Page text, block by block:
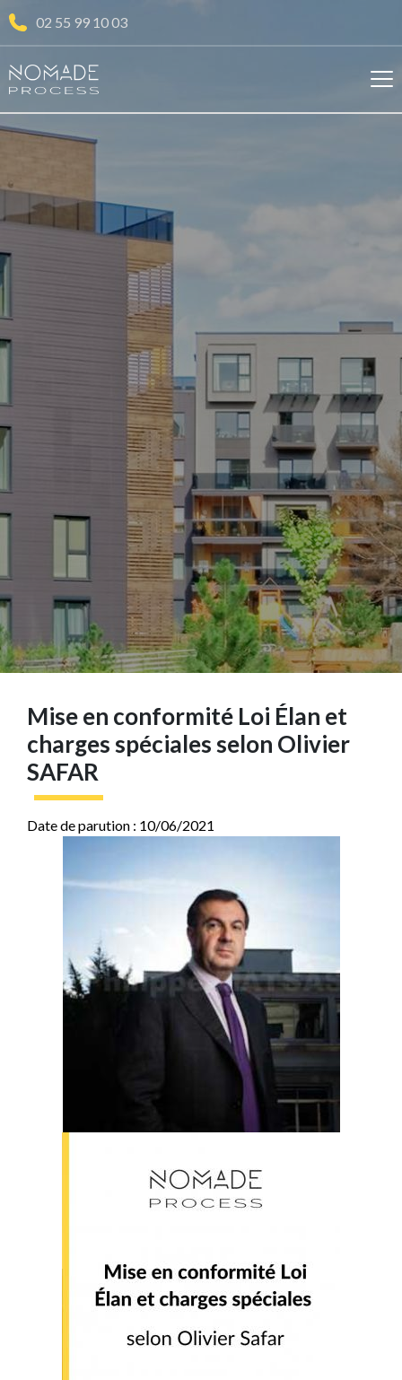
02 55 99 10 03
Mise en conformité Loi Élan et
charges spéciales selon Olivier
SAFAR
Date de parution : 10/06/2021